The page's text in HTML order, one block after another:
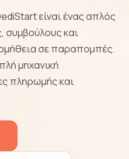
είναι ένας απλός
συμβούλους και
σε παραπομπές.
μηχανική
πληρωμής και